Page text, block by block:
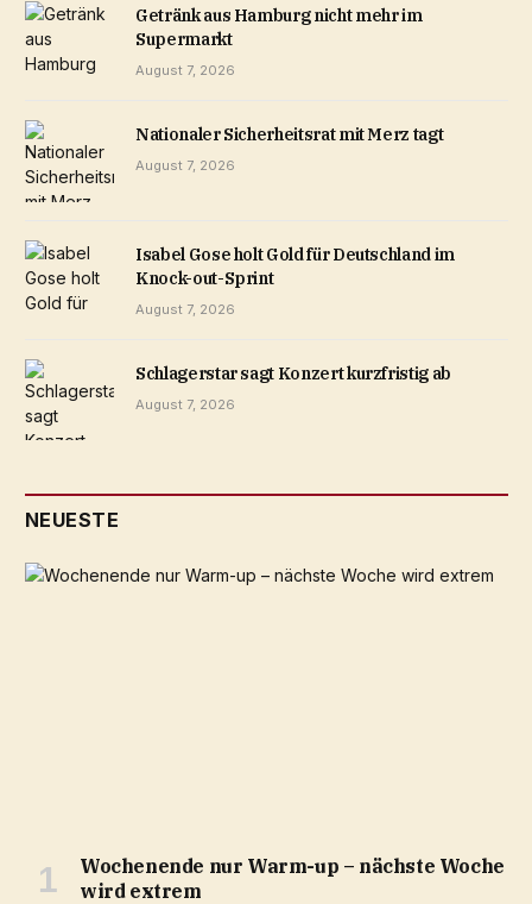
Getränk aus Hamburg nicht mehr im
Supermarkt
August 7, 2026
Nationaler Sicherheitsrat mit Merz tagt
August 7, 2026
Isabel Gose holt Gold für Deutschland im
Knock-out-Sprint
August 7, 2026
Schlagerstar sagt Konzert kurzfristig ab
August 7, 2026
NEUESTE
Wochenende nur Warm-up – nächste Woche
wird extrem